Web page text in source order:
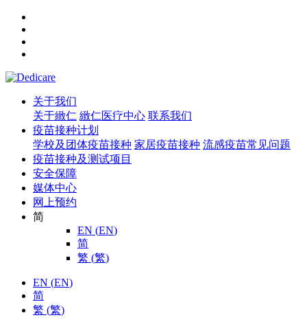
关于我们
关于緻仁 緻仁医疗中心 联系我们
疫苗接种计划
学校及团体疫苗接种 家居疫苗接种 流感疫苗常见问题
疫苗接种及测试项目
安全保障
媒体中心
网上预约
简
EN (EN)
简
繁 (繁)
EN (EN)
简
繁 (繁)